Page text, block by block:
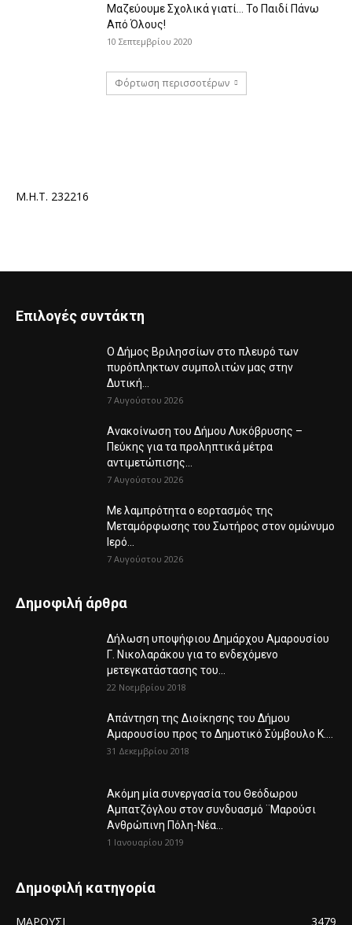
Μαζεύουμε Σχολικά γιατί… Το Παιδί Πάνω
Από Όλους!
10 Σεπτεμβρίου 2020
Φόρτωση περισσοτέρων
Μ.Η.Τ. 232216
Επιλογές συντάκτη
Ο Δήμος Βριλησσίων στο πλευρό των
πυρόπληκτων συμπολιτών μας στην
Δυτική...
7 Αυγούστου 2026
Ανακοίνωση του Δήμου Λυκόβρυσης –
Πεύκης για τα προληπτικά μέτρα
αντιμετώπισης...
7 Αυγούστου 2026
Με λαμπρότητα ο εορτασμός της
Μεταμόρφωσης του Σωτήρος στον ομώνυμο
Ιερό...
7 Αυγούστου 2026
Δημοφιλή άρθρα
Δήλωση υποψήφιου Δημάρχου Αμαρουσίου
Γ. Νικολαράκου για το ενδεχόμενο
μετεγκατάστασης του...
22 Νοεμβρίου 2018
Απάντηση της Διοίκησης του Δήμου
Αμαρουσίου προς το Δημοτικό Σύμβουλο Κ....
31 Δεκεμβρίου 2018
Ακόμη μία συνεργασία του Θεόδωρου
Αμπατζόγλου στον συνδυασμό ¨Μαρούσι
Ανθρώπινη Πόλη-Νέα...
1 Ιανουαρίου 2019
Δημοφιλή κατηγορία
ΜΑΡΟΥΣΙ
3479